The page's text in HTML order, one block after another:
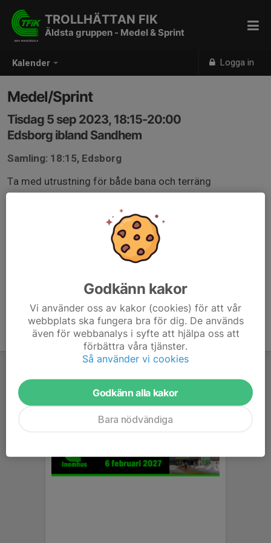
Kalender Logga in
TROLLHÄTTAN FIK
Äldsta gruppen - Medel & Sprint
Medel/Sprint
Tisdag 5 sep 2023, 18:15-20:00
Edsborg ibland Sandhem
Samling: 18:15, Edsborg
Ta med utrustning för både bana och terräng
Godkänn kakor
Vi använder oss av kakor (cookies) för att vår
webbplats ska fungera bra för dig. De används
även för webbanalys i syfte att hjälpa oss att
förbättra våra tjänster.
Så använder vi cookies
Godkänn alla kakor
Bara nödvändiga